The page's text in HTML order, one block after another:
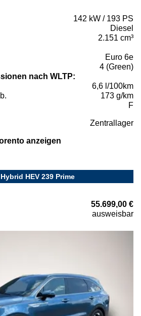
142 kW / 193 PS
Diesel
2.151 cm³
Euro 6e
4 (Green)
nach WLTP:
6,6 l/100km
173 g/km
F
Zentrallager
anzeigen
HEV 239 Prime
55.699,00 €
ausweisbar